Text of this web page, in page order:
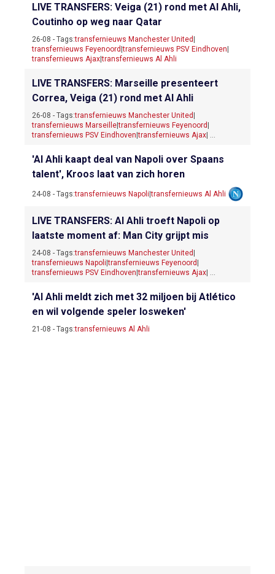
LIVE TRANSFERS: Veiga (21) rond met Al Ahli,
Coutinho op weg naar Qatar
26-08 - Tags:transfernieuws Manchester United
transfernieuws Feyenoord |transfernieuws PSV Eindhoven
transfernieuws Ajax|transfernieuws Al Ahli
LIVE TRANSFERS: Marseille presenteert
Correa, Veiga (21) rond met Al Ahli
26-08 - Tags:transfernieuws Manchester United
transfernieuws Marseille|transfernieuws Feyenoord
transfernieuws PSV Eindhoven |transfernieuws Ajax | ...
'Al Ahli kaapt deal van Napoli over Spaans
talent', Kroos laat van zich horen
24-08 - Tags:transfernieuws Napoli |transfernieuws Al Ahli
LIVE TRANSFERS: Al Ahli troeft Napoli op
laatste moment af: Man City grijpt mis
24-08 - Tags:transfernieuws Manchester United
transfernieuws Napoli |transfernieuws Feyenoord
transfernieuws PSV Eindhoven |transfernieuws Ajax | ...
'Al Ahli meldt zich met 32 miljoen bij Atlético
en wil volgende speler losweken'
21-08 - Tags:transfernieuws Al Ahli